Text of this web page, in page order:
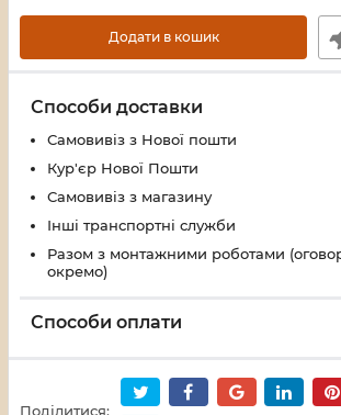
Додати в кошик
Способи доставки
Самовивіз з Нової пошти
Кур'єр Нової Пошти
Самовивіз з магазину
Інші транспортні служби
Разом з монтажними роботами
окремо)
Способи оплати
Поділитися: